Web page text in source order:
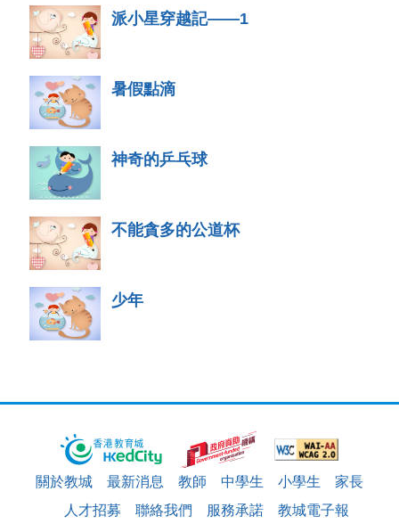
派小星穿越記——1
暑假點滴
神奇的乒乓球
不能貪多的公道杯
少年
關於教城 最新消息 教師 中學生 小學生
家長
人才招募
聯絡我們 服務承諾 教城電子報